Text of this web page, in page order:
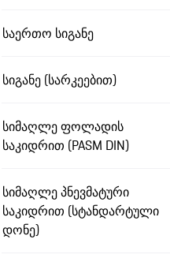
საერთო სიგანე
სიგანე (სარკეებით)
სიმაღლე ფოლადის
საკიდრით (PASM DIN)
სიმაღლე პნევმატური
საკიდრით (სტანდარტული
დონე)